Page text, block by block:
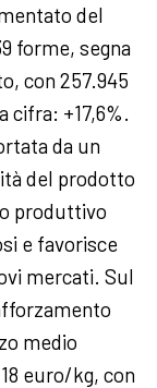
del
forme, segna
con 257.945
cifra: +17,6%.
da un
del prodotto
produttivo
e favorisce
mercati. Sul
medio
euro/kg, con